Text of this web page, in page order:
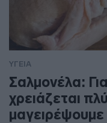
ΥΓΕΙΑ
Σαλμονέλα:
χρειάζεται
μαγειρέψουμε